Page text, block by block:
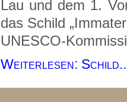
Lau und dem 1.
das Schild
UNESCO-
Weiterlesen: